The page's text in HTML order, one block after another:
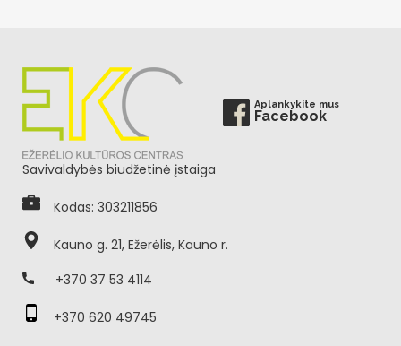
Aplankykite mus
Facebook
Savivaldybės biudžetinė įstaiga
Kodas: 303211856
Kauno g. 21, Ežerėlis, Kauno r.
+370 37 53 4114
+370 620 49745